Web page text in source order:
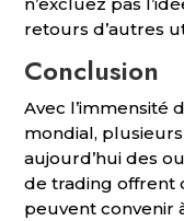
retours d’autres
Conclusion
Avec l’immensité
mondial,
aujourd’hui des
de trading offrent
peuvent convenir